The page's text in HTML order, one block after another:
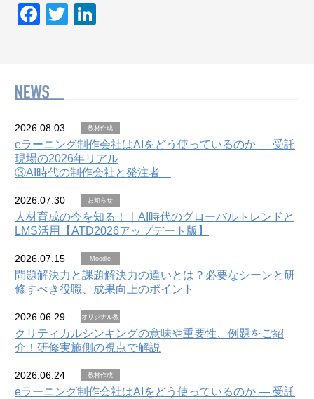
F
e
b
o
o
k
T
dI
n
2026.08.03 教材作成
eラーニング制作会社はAIをどう使っているのか — 受託
現場の2026年リアル
③AI時代の制作会社と発注者
2026.07.30 お知らせ
人材育成の今を知る！｜AI時代のグローバルトレンドと
LMS活用【ATD2026アップデート版】
2026.07.15 Moodle
問題解決力と課題解決力の違いとは？必要なシーンと研
修すべき役職、成果向上のポイント
2026.06.29
オリジナル教
材
クリティカルシンキングの意味や重要性、例題をご紹
介！研修実施側の視点で解説
2026.06.24 教材作成
eラーニング制作会社はAIをどう使っているのか — 受託